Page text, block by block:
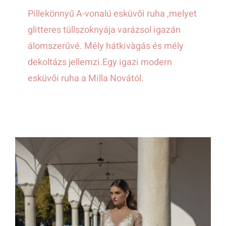
Pillekönnyű A-vonalú esküvői ruha ,melyet
glitteres tüllszoknyája varázsol igazán
álomszerűvé. Mély hátkivàgás és mély
dekoltázs jellemzi.Egy igazi modern
esküvői ruha a Milla Novától.